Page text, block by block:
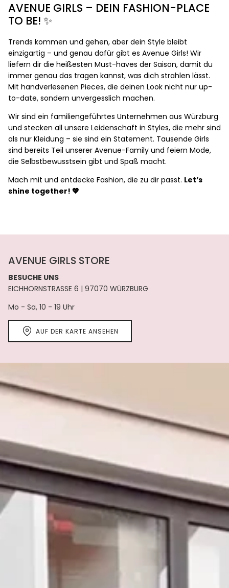
AVENUE GIRLS – DEIN FASHION-PLACE
TO BE! ✨
Trends kommen und gehen, aber dein Style bleibt
einzigartig – und genau dafür gibt es Avenue Girls! Wir
liefern dir die heißesten Must-haves der Saison, damit du
immer genau das tragen kannst, was dich strahlen lässt.
Mit handverlesenen Pieces, die deinen Look nicht nur up-
to-date, sondern unvergesslich machen.
Wir sind ein familiengeführtes Unternehmen aus Würzburg
und stecken all unsere Leidenschaft in Styles, die mehr sind
als nur Kleidung – sie sind ein Statement. Tausende Girls
sind bereits Teil unserer Avenue-Family und feiern Mode,
die Selbstbewusstsein gibt und Spaß macht.
Mach mit und entdecke Fashion, die zu dir passt. Let’s
shine together! 💖
AVENUE GIRLS STORE
BESUCHE UNS
EICHHORNSTRASSE 6 | 97070 WÜRZBURG
Mo - Sa, 10 - 19 Uhr
AUF DER KARTE ANSEHEN